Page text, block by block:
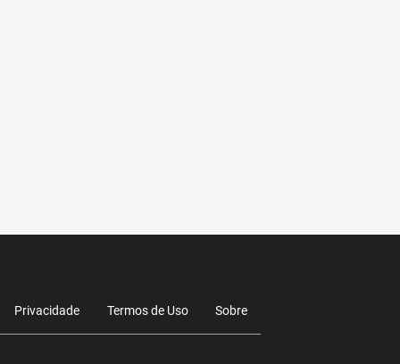
Sobre
Termos de Uso
Privacidade